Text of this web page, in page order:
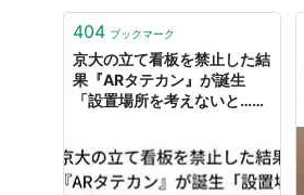
404 ブックマーク
京大の立て看板を禁止した結
果『ARタテカン』が誕生
「設置場所を考えないと…」